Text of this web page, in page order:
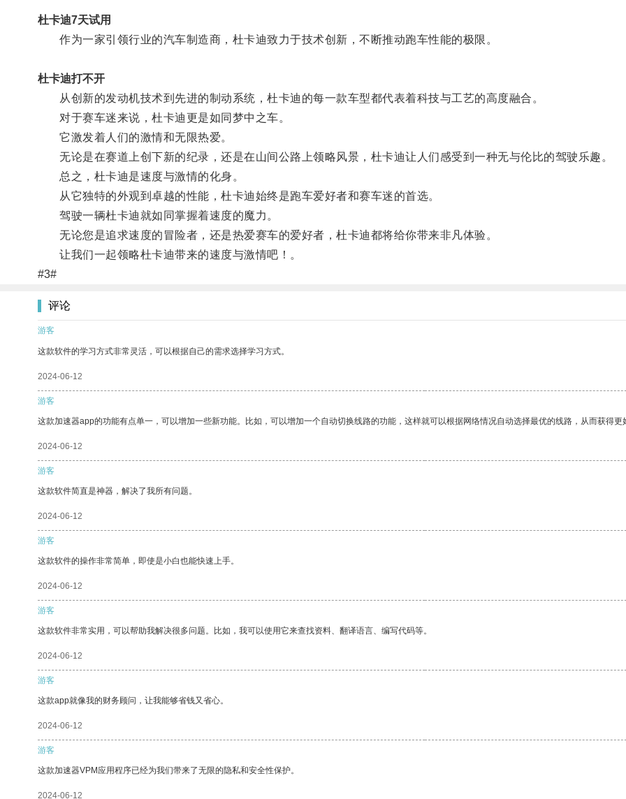
杜卡迪7天试用
作为一家引领行业的汽车制造商，杜卡迪致力于技术创新，不断推动跑车性能的极限。
杜卡迪打不开
从创新的发动机技术到先进的制动系统，杜卡迪的每一款车型都代表着科技与工艺的高度融合。
对于赛车迷来说，杜卡迪更是如同梦中之车。
它激发着人们的激情和无限热爱。
无论是在赛道上创下新的纪录，还是在山间公路上领略风景，杜卡迪让人们感受到一种无与伦比的驾驶乐趣。
总之，杜卡迪是速度与激情的化身。
从它独特的外观到卓越的性能，杜卡迪始终是跑车爱好者和赛车迷的首选。
驾驶一辆杜卡迪就如同掌握着速度的魔力。
无论您是追求速度的冒险者，还是热爱赛车的爱好者，杜卡迪都将给你带来非凡体验。
让我们一起领略杜卡迪带来的速度与激情吧！。
#3#
评论
游客
这款软件的学习方式非常灵活，可以根据自己的需求选择学习方式。
2024-06-12
游客
这款加速器app的功能有点单一，可以增加一些新功能。比如，可以增加一个自动切换线路的功能，这样就可以根据网络情况自动选择最优的线路，从而获得更
2024-06-12
游客
这款软件简直是神器，解决了我所有问题。
2024-06-12
游客
这款软件的操作非常简单，即使是小白也能快速上手。
2024-06-12
游客
这款软件非常实用，可以帮助我解决很多问题。比如，我可以使用它来查找资料、翻译语言、编写代码等。
2024-06-12
游客
这款app就像我的财务顾问，让我能够省钱又省心。
2024-06-12
游客
这款加速器VPM应用程序已经为我们带来了无限的隐私和安全性保护。
2024-06-12